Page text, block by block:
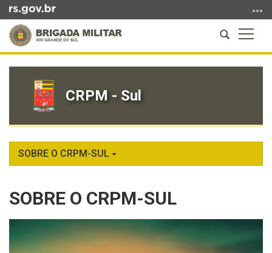
para
conteúdo
busca
a
Abrir
a
busca
conteúdo
CRPM - Sul
SOBRE O CRPM-SUL
SOBRE O CRPM-SUL